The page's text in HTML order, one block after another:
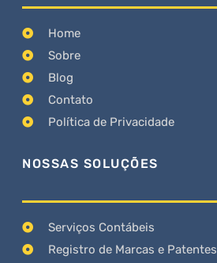
Home
Sobre
Blog
Contato
Política de Privacidade
NOSSAS SOLUÇÕES
Serviços Contábeis
Registro de Marcas e Patentes